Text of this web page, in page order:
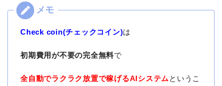
Check coin(チェックコイン)は
初期費用が不要の完全無料で
全自動でラクラク放置で稼げるAIシステム というこ